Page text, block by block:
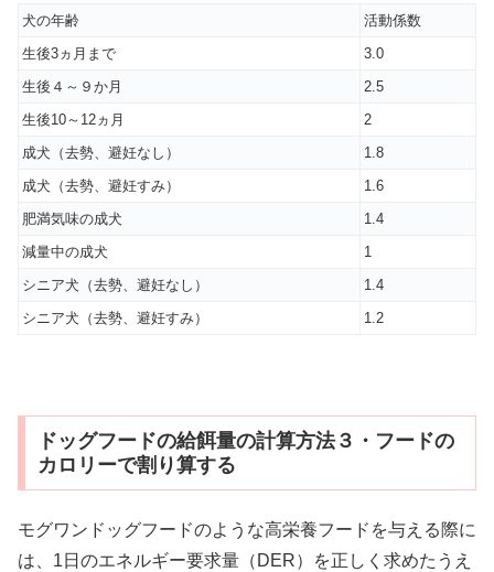
犬の年齢
活動係数
生後3ヵ月まで
3.0
生後４～９か月
2.5
生後10～12ヵ月
2
成犬（去勢、避妊なし）
1.8
成犬（去勢、避妊すみ）
1.6
肥満気味の成犬
1.4
減量中の成犬
1
シニア犬（去勢、避妊なし）
1.4
シニア犬（去勢、避妊すみ）
1.2
ドッグフードの給餌量の計算方法３・フードの
カロリーで割り算する
モグワンドッグフードのような高栄養フードを与える際に
は、1日のエネルギー要求量（DER）を正しく求めたうえ